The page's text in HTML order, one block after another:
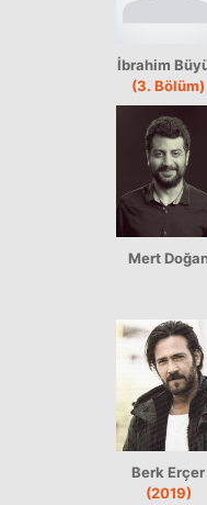
İbrahim
(3. Bölüm)
Mert
Berk Erçer
(2019)